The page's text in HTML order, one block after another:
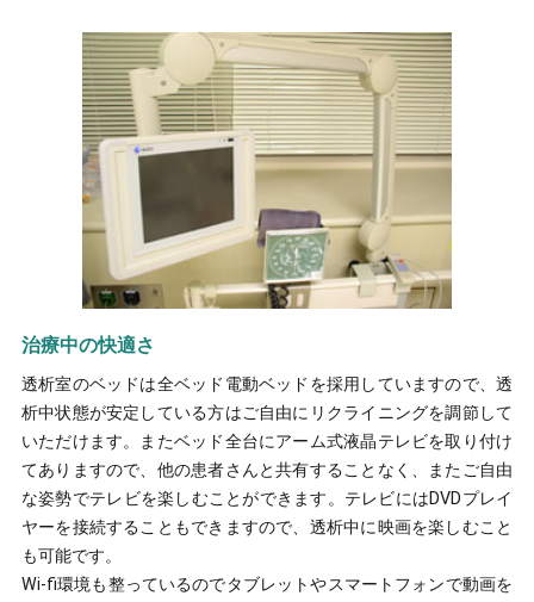
治療中の快適さ
透析室のベッドは全ベッド電動ベッドを採用していますので、透
析中状態が安定している方はご自由にリクライニングを調節して
いただけます。またベッド全台にアーム式液晶テレビを取り付け
てありますので、他の患者さんと共有することなく、またご自由
な姿勢でテレビを楽しむことができます。テレビにはDVDプレイ
ヤーを接続することもできますので、透析中に映画を楽しむこと
も可能です。
Wi-fi環境も整っているのでタブレットやスマートフォンで動画を